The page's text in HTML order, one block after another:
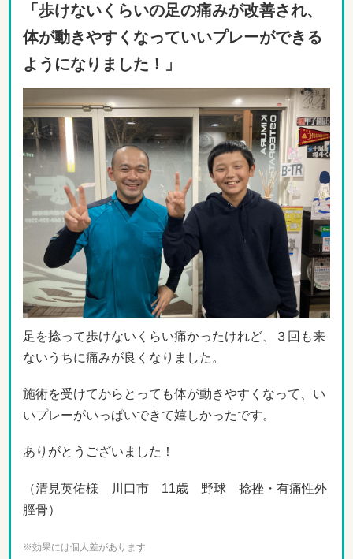
「歩けないくらいの足の痛みが改善され、
体が動きやすくなっていいプレーができる
ようになりました！」
足を捻って歩けないくらい痛かったけれど、３回も来
ないうちに痛みが良くなりました。
施術を受けてからとっても体が動きやすくなって、い
いプレーがいっぱいできて嬉しかったです。
ありがとうございました！
（清見英佑様 川口市 11歳 野球 捻挫・有痛性外
脛骨）
※効果には個人差があります